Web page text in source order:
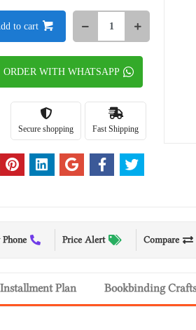
to cart
ORDER WITH WHATSAPP
Fast Shipping
Secure shopping
Compare
Price Alert
Bookbinding
Plan